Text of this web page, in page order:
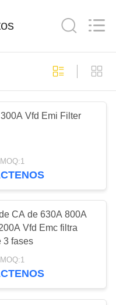
de
101
41
Vfd Emi Filter
CA de 630A 800A
Vfd Emc filtra
3 fases